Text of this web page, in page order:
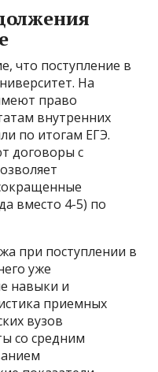
что поступление в
На
право
внутренних
по итогам ЕГЭ.
договоры с
вместо 4-5) по
при поступлении в
уже
навыки и
приемных
вузов
со средним